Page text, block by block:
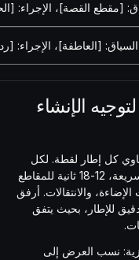
[مقطع القصة]، الإجراء:
[العاطفة]، الإجراء: [رد
الإنشاء
كل إطار لقطة. لكل
إطار، حدد مدة المقطع (3-6 ثوانٍ للقطات السريعة، 12-18 ثانية للمقاطع
والانتقالات. أرفق
للإطار، بحيث يتفق
نسب العرض إلى